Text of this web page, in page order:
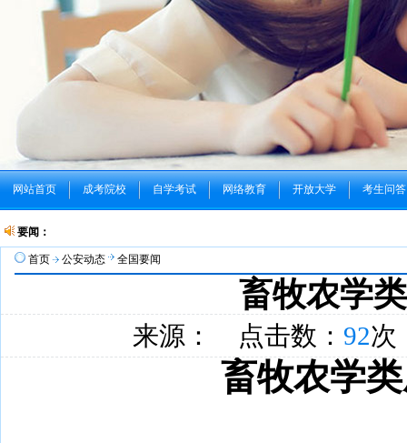
网站首页 成考院校 自学考试 网络教育 开放大学 考生问答
要闻：
首页 公安动态 全国要闻
畜牧农学
来源： 点击数： 92次
畜牧农学